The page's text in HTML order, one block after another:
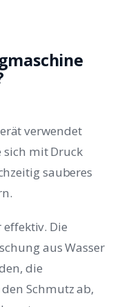
verwendet
sich mit Druck
sauberes
Die
aus Wasser
die
Schmutz ab,